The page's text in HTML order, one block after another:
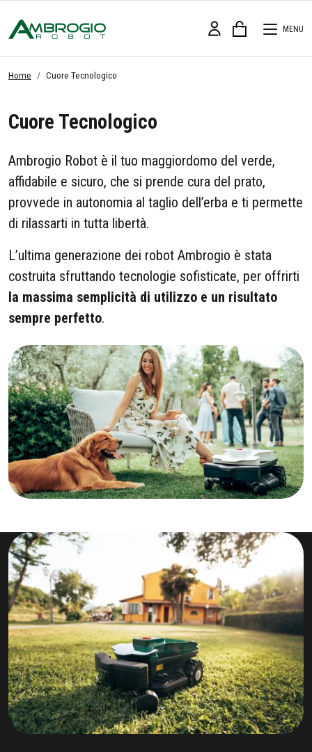
MENU
Home Cuore Tecnologico
Cuore Tecnologico
Ambrogio Robot è il tuo maggiordomo del verde,
affidabile e sicuro, che si prende cura del prato,
provvede in autonomia al taglio dell’erba e ti permette
di rilassarti in tutta libertà.
L’ultima generazione dei robot Ambrogio è stata
costruita sfruttando tecnologie sofisticate, per offrirti
la massima semplicità di utilizzo e un risultato
sempre perfetto.